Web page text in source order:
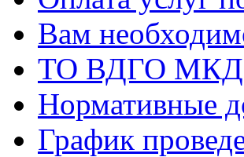
Вам
ТО ВДГО МКД
Нормативные
График